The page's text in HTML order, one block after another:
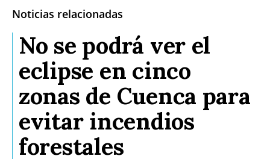
Noticias relacionadas
No se podrá ver el
eclipse en cinco
zonas de Cuenca para
evitar incendios
forestales